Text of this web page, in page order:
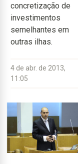
concretização de
investimentos
semelhantes em
outras ilhas.
4 de abr. de 2013,
11:05